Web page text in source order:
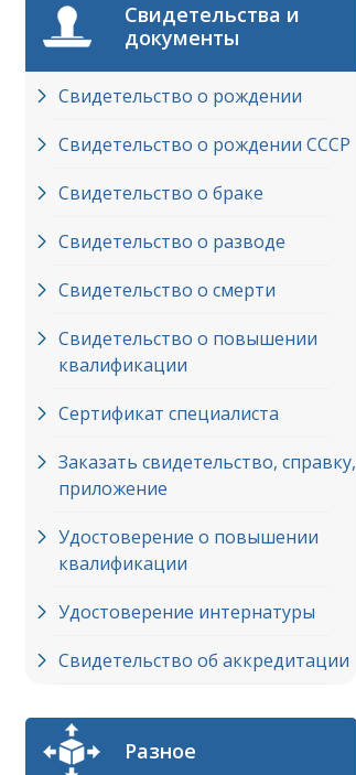
Свидетельства и
документы
Свидетельство о рождении
Свидетельство о рождении СССР
Свидетельство о браке
Свидетельство о разводе
Свидетельство о смерти
Свидетельство о повышении
квалификации
Сертификат специалиста
Заказать свидетельство, справку,
приложение
Удостоверение о повышении
квалификации
Удостоверение интернатуры
Свидетельство об аккредитации
Разное